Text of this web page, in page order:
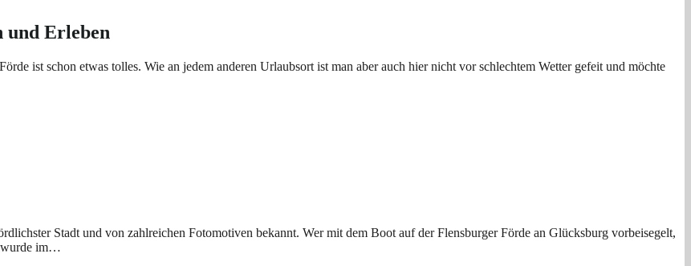
und Erleben
ist schon etwas tolles. Wie an jedem anderen Urlaubsort ist man aber auch hier nicht vor schlechtem Wetter gefeit und möchte
Stadt und von zahlreichen Fotomotiven bekannt. Wer mit dem Boot auf der Flensburger Förde an Glücksburg vorbeisegelt,
wurde im…